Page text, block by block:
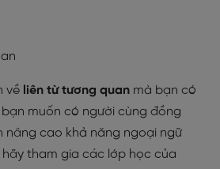
về liên từ tương quan mà bạn có
muốn có người cùng đồng
nâng cao khả năng ngoại ngữ
tham gia các lớp học của